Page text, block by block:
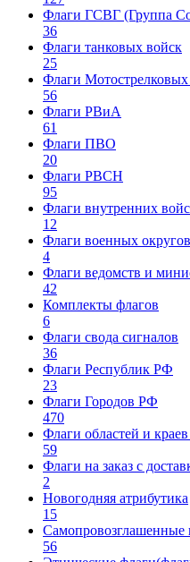
Флаги ГСВГ (Группа
36
Флаги танковых войск
25
Флаги
56
Флаги РВиА
61
Флаги ПВО
20
Флаги РВСН
95
Флаги внутренних
12
Флаги военных
4
Флаги ведомств и
42
Комплекты флагов
6
Флаги свода сигналов
36
Флаги Республик РФ
23
Флаги Городов РФ
470
Флаги областей и
59
Флаги на заказ с
2
Новогодняя атрибутика
15
56